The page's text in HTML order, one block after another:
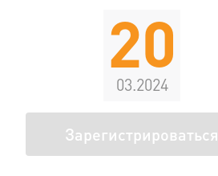
20
03.2024
Зарегистрироваться